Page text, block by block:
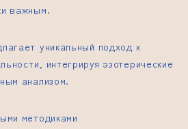
важным.
уникальный подход к
интегрируя эзотерические
анализом.
методиками